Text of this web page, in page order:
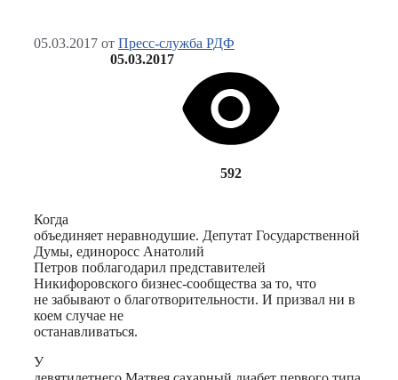
05.03.2017 от Пресс-служба РДФ
05.03.2017
592
Когда
объединяет неравнодушие. Депутат Государственной
Думы, единоросс Анатолий
Петров поблагодарил представителей
Никифоровского бизнес-сообщества за то, что
не забывают о благотворительности. И призвал ни в
коем случае не
останавливаться.
У